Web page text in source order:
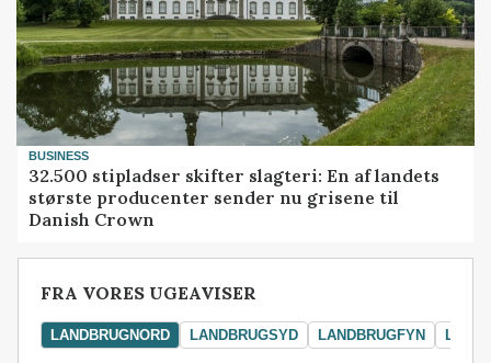
BUSINESS
32.500 stipladser skifter slagteri: En af landets
største producenter sender nu grisene til
Danish Crown
FRA VORES UGEAVISER
LANDBRUGNORD LANDBRUGSYD LANDBRUGFYN